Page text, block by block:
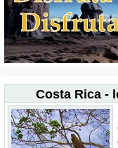
Costa Rica -